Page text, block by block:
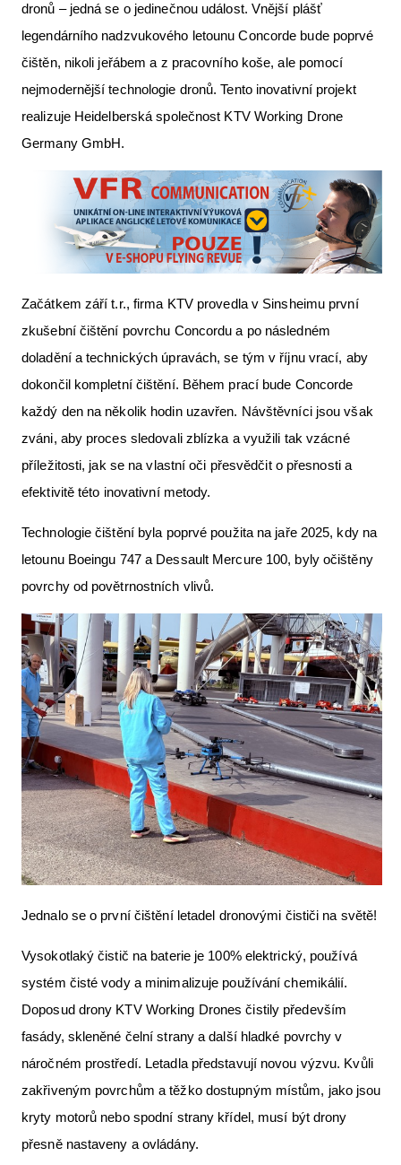
dronů – jedná se o jedinečnou událost. Vnější plášť
legendárního nadzvukového letounu Concorde bude poprvé
čištěn, nikoli jeřábem a z pracovního koše, ale pomocí
nejmodernější technologie dronů. Tento inovativní projekt
realizuje Heidelberská společnost KTV Working Drone
Germany GmbH.
Začátkem září t.r., firma KTV provedla v Sinsheimu první
zkušební čištění povrchu Concordu a po následném
doladění a technických úpravách, se tým v říjnu vrací, aby
dokončil kompletní čištění. Během prací bude Concorde
každý den na několik hodin uzavřen. Návštěvníci jsou však
zváni, aby proces sledovali zblízka a využili tak vzácné
příležitosti, jak se na vlastní oči přesvědčit o přesnosti a
efektivitě této inovativní metody.
Technologie čištění byla poprvé použita na jaře 2025, kdy na
letounu Boeingu 747 a Dessault Mercure 100, byly očištěny
povrchy od povětrnostních vlivů.
Jednalo se o první čištění letadel dronovými čističi na světě!
Vysokotlaký čistič na baterie je 100% elektrický, používá
systém čisté vody a minimalizuje používání chemikálií.
Doposud drony KTV Working Drones čistily především
fasády, skleněné čelní strany a další hladké povrchy v
náročném prostředí. Letadla představují novou výzvu. Kvůli
zakřiveným povrchům a těžko dostupným místům, jako jsou
kryty motorů nebo spodní strany křídel, musí být drony
přesně nastaveny a ovládány.
Inzerujte s námi
E-SHOP